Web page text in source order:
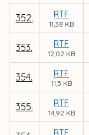
352. RTF
11,38 KB
353. RTF
12,02 KB
354. RTF
11,5 KB
355. RTF
14,92 KB